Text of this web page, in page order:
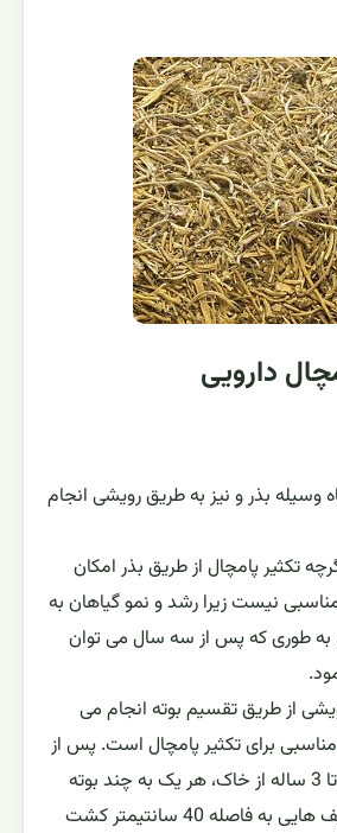
دارویی
وسیله بذر و نیز به طریق رویشی انجام
تکثیر پامچال از طریق بذر امکان
نیست زیرا رشد و نمو گیاهان به
به طوری که پس از سه سال می توان
از طریق تقسیم بوته انجام می
مناسبی برای تکثیر پامچال است. پس از
خارج کردن گیاهان 2 تا 3 ساله از خاک، هر یک به چند بوته
تقسیم و آنها را در ردیف هایی به فاصله 40 سانتیمتر کشت